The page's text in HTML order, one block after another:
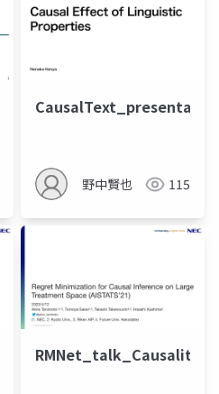
野中賢也 115